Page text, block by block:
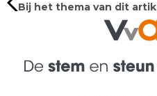
Bij het thema van dit